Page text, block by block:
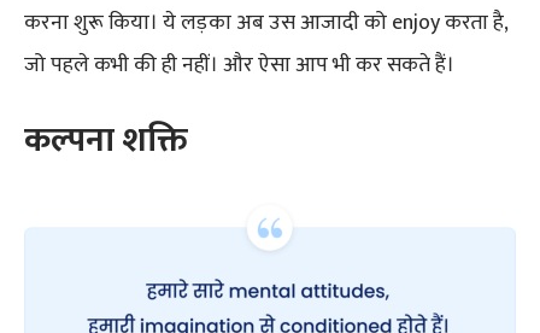
करना शुरू किया। ये लड़का अब उस आजादी को enjoy करता है,
जो पहले कभी की ही नहीं। और ऐसा आप भी कर सकते हैं।
कल्पनाशक्ति